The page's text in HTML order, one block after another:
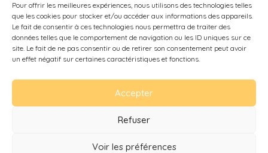
Pour offrir les meilleures expériences, nous utilisons des technologies telles
que les cookies pour stocker et/ou accéder aux informations des appareils.
Le fait de consentir à ces technologies nous permettra de traiter des
données telles que le comportement de navigation ou les ID uniques sur ce
site. Le fait de ne pas consentir ou de retirer son consentement peut avoir
un effet négatif sur certaines caractéristiques et fonctions.
Accepter
Refuser
Voir les préférences
Contamination à la
salmonelle : des boîtes
d’œuf rappelées
massivement dans toute
Plusieurs lots d’œufs,